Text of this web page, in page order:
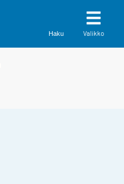
Haku Valikko